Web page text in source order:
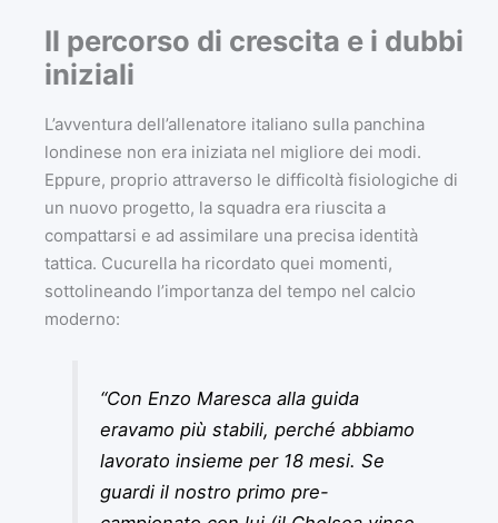
Il percorso di crescita e i dubbi
iniziali
L’avventura dell’allenatore italiano sulla panchina
londinese non era iniziata nel migliore dei modi.
Eppure, proprio attraverso le difficoltà fisiologiche di
un nuovo progetto, la squadra era riuscita a
compattarsi e ad assimilare una precisa identità
tattica. Cucurella ha ricordato quei momenti,
sottolineando l’importanza del tempo nel calcio
moderno:
“Con Enzo Maresca alla guida
eravamo più stabili, perché abbiamo
lavorato insieme per 18 mesi. Se
guardi il nostro primo pre-